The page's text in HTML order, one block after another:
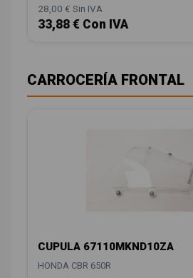
28,00 € Sin IVA
33,88 € Con IVA
CARROCERÍA FRONTAL
CUPULA 67110MKND10ZA
HONDA CBR 650R